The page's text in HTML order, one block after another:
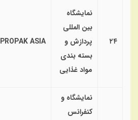
۲۴
نمایشگاه
بین المللی
پردازش و
بسته بندی
مواد غذایی
PROPAK ASIA
نمایشگاه و
کنفرانس